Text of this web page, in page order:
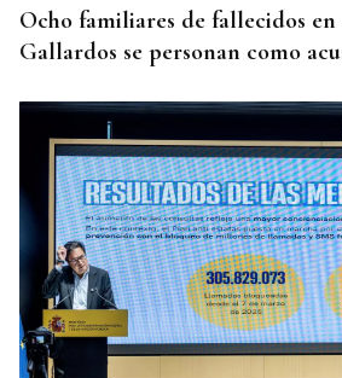
Ocho familiares de fallecidos
Gallardos se personan como